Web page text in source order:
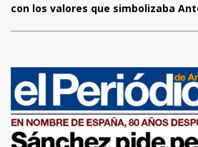
con los valores que simbolizaba